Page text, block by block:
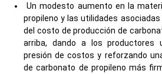
Un modesto aumento en la
propileno y las utilidades
del costo de producción de
arriba, dando a los productores
presión de costos y reforzando
de carbonato de propileno más